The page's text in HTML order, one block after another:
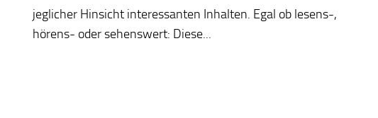
jeglicher Hinsicht interessanten Inhalten. Egal ob lesens-,
hörens- oder sehenswert: Diese...